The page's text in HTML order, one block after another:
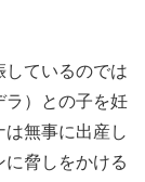
しているのでは
ラ）との子を妊
無事に出産し
脅しをかける